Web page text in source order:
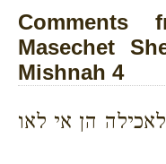
Comments
Masechet
Mishnah 4
לאכילה הן אי לאו